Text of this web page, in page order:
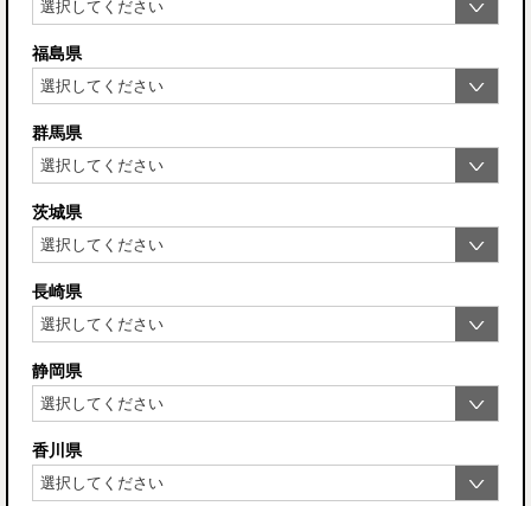
福島県
群馬県
茨城県
長崎県
静岡県
香川県